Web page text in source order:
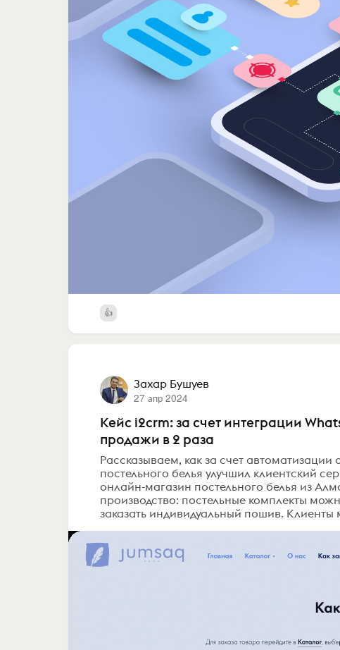
Захар Бушуев
27 апр 2024
Кейс i2crm: за счет интеграции
продажи в 2 раза
Рассказываем, как за счет
постельного белья улучшил клиентский
онлайн-магазин постельного белья из
производство: постельные комплекты
заказать индивидуальный пошив. Клиенты